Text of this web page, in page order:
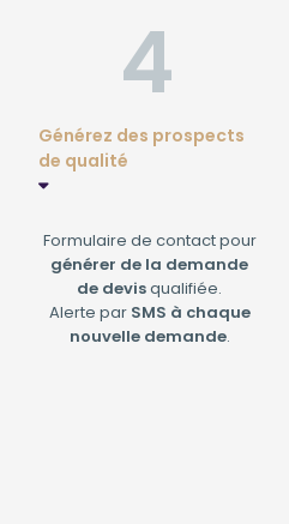
Générez des prospects
de qualité
Formulaire de contact pour
générer de la demande
de devisqualifiée.
Alerte par SMS à chaque
nouvelle demande.